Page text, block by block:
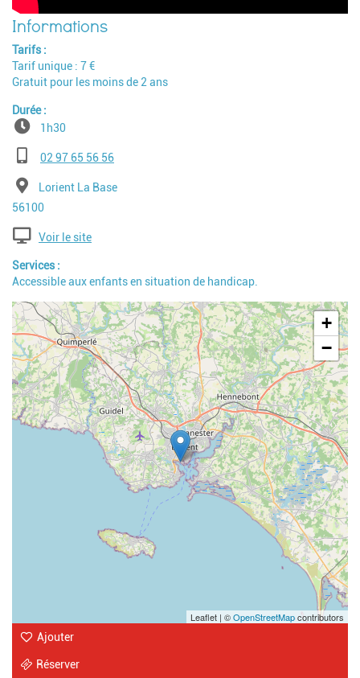
Tarifs
Tarif unique : 7 €
Gratuit pour les moins de 2 ans
Durée
1h30
Téléphone02 97 65 56 56
AdresseLorient La Base
Code postal
56100
Voir le site
Services
Accessible aux enfants en situation de handicap.
Geolocalisation
+
−
Leaflet | ©OpenStreetMapcontributors
Ajouter
Réserver